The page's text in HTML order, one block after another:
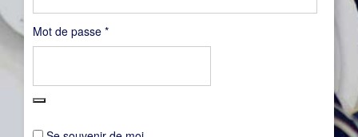
Mot de passe *Obligatoire